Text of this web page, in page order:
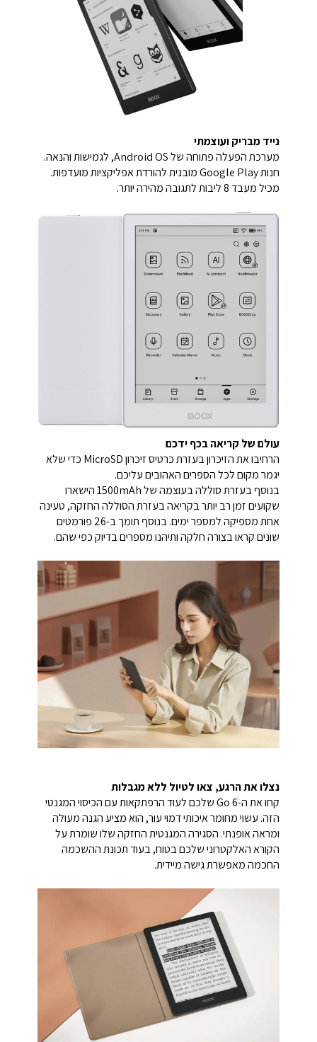
נייד מבריק ועוצמתי
מערכת הפעלה פתוחה של Android OS, לגמישות והנאה.
חנות Google Play מובנית להורדת אפליקציות מועדפות.
מכיל מעבד 8 ליבות לתגובה מהירה יותר.
עולם של קריאה בכף ידכם
הרחיבו את הזיכרון בעזרת כרטיס זיכרון MicroSD כדי שלא
יגמר מקום לכל הספרים האהובים עליכם.
בנוסף בעזרת סוללה בעוצמה של 1500mAh הישארו
שקועים זמן רב יותר בקריאה בעזרת הסוללה החזקה, טעינה
אחת מספיקה למספר ימים. בנוסף תומך ב-26 פורמטים
שונים קראו בצורה חלקה ותיהנו מספרים בדיוק כפי שהם.
נצלו את הרגע, צאו לטיול ללא מגבלות
קחו את ה-Go 6 שלכם לעוד הרפתקאות עם הכיסוי המגנטי
הזה. עשוי מחומר איכותי דמוי עור, הוא מציע הגנה מעולה
ומראה אופנתי. הסגירה המגנטית החזקה שלו שומרת על
הקורא האלקטרוני שלכם בטוח, בעוד תכונת ההשכמה
החכמה מאפשרת גישה מיידית.